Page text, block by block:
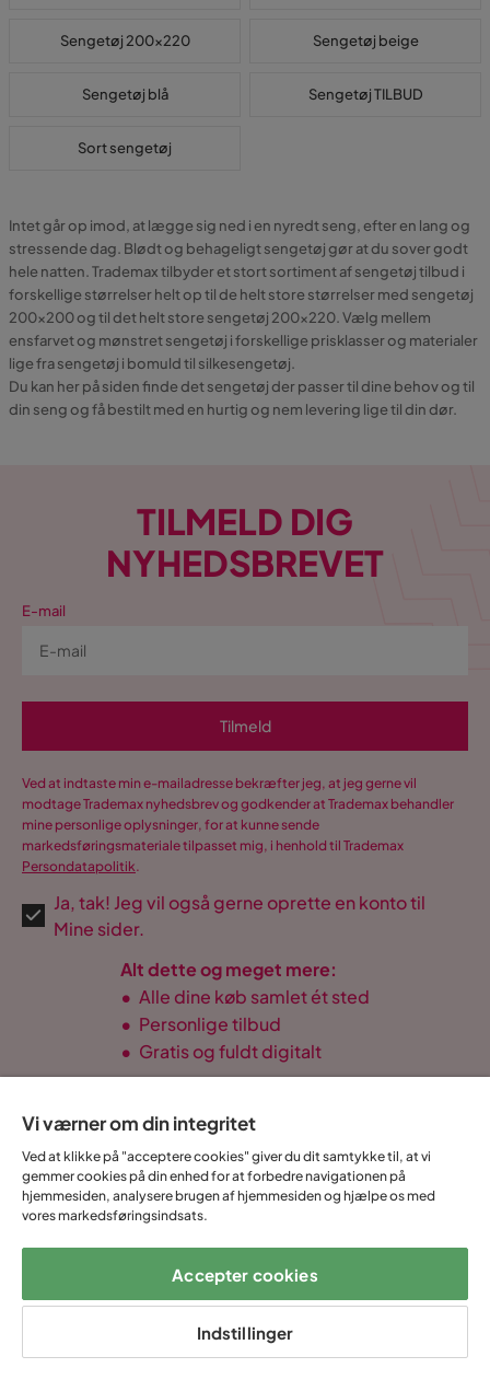
Sengetøj 200x220 Sengetøj beige
Sengetøj blå Sengetøj TILBUD
Sort sengetøj
Intet går op imod, at lægge sig ned i en nyredt seng, efter en lang og
stressende dag. Blødt og behageligt sengetøj gør at du sover godt
hele natten. Trademax tilbyder et stort sortiment af sengetøj tilbud i
forskellige størrelser helt op til de helt store størrelser med sengetøj
200x200 og til det helt store sengetøj 200x220. Vælg mellem
ensfarvet og mønstret sengetøj i forskellige prisklasser og materialer
lige fra sengetøj i bomuld til silkesengetøj.
Du kan her på siden finde det sengetøj der passer til dine behov og til
din seng og få bestilt med en hurtig og nem levering lige til din dør.
TILMELD DIG
NYHEDSBREVET
E-mail
Tilmeld
Ved at indtaste min e-mailadresse bekræfter jeg, at jeg gerne vil
modtage Trademax nyhedsbrev og godkender at Trademax behandler
mine personlige oplysninger, for at kunne sende
markedsføringsmateriale tilpasset mig, i henhold til Trademax
Persondatapolitik.
Ja, tak! Jeg vil også gerne oprette en konto til
Mine sider.
Alt dette og meget mere:
• Alle dine køb samlet ét sted
• Personlige tilbud
• Gratis og fuldt digitalt
Prismatch
14 dages
fortrydelse
Fast lav
fragtafgift
Op til 20 års
Hjælp & kontakt
Vi værner om din integritet
Ved at klikke på "acceptere cookies" giver du dit samtykke til, at vi
gemmer cookies på din enhed for at forbedre navigationen på
hjemmesiden, analysere brugen af hjemmesiden og hjælpe os med
vores markedsføringsindsats.
Accepter cookies
Indstillinger